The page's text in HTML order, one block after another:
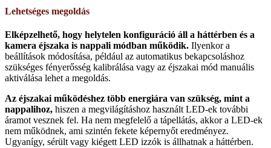
Lehetséges megoldás
Elképzelhető, hogy helytelen konfiguráció áll a háttérben és a
kamera éjszaka is nappali módban működik. Ilyenkor a
beállítások módosítása, például az automatikus bekapcsoláshoz
szükséges fényerősség kalibrálása vagy az éjszakai mód manuális
aktiválása lehet a megoldás.
Az éjszakai működéshez több energiára van szükség, mint a
nappalihoz, hiszen a megvilágításhoz használt LED-ek további
áramot vesznek fel. Ha nem megfelelő a tápellátás, akkor a LED-ek
nem működnek, ami szintén fekete képernyőt eredményez.
Ugyanígy, sérült vagy kiégett LED izzók is állhatnak a háttérben.